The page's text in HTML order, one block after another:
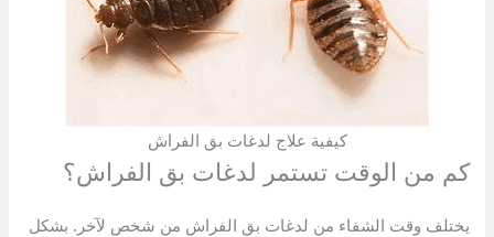
كيفية علاج لدغات بق الفراش
كم من الوقت تستمر لدغات بق الفراش؟
يختلف وقت الشفاء من لدغات بق الفراش من شخص لآخر. بشكل